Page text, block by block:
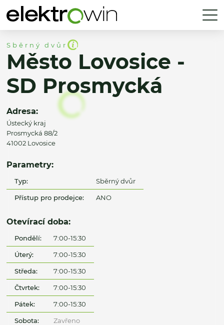
Sběrný dvůr
Město Lovosice -
SD Prosmycká
Adresa:
Ústecký kraj
Prosmycká 88/2
41002 Lovosice
Parametry:
Typ: Sběrný dvůr
Přístup pro prodejce: ANO
Otevírací doba:
Pondělí: 7:00-15:30
Úterý: 7:00-15:30
Středa: 7:00-15:30
Čtvrtek: 7:00-15:30
Pátek: 7:00-15:30
Sobota: Zavřeno